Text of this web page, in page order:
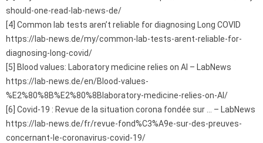
should-one-read-lab-news-de/
[4] Common lab tests aren’t reliable for diagnosing Long COVID
https://lab-news.de/my/common-lab-tests-arent-reliable-for-
diagnosing-long-covid/
[5] Blood values: Laboratory medicine relies on AI – LabNews
https://lab-news.de/en/Blood-values-
%E2%80%8B%E2%80%8Blaboratory-medicine-relies-on-AI/
[6] Covid-19 : Revue de la situation corona fondée sur … – LabNews
https://lab-news.de/fr/revue-fond%C3%A9e-sur-des-preuves-
concernant-le-coronavirus-covid-19/